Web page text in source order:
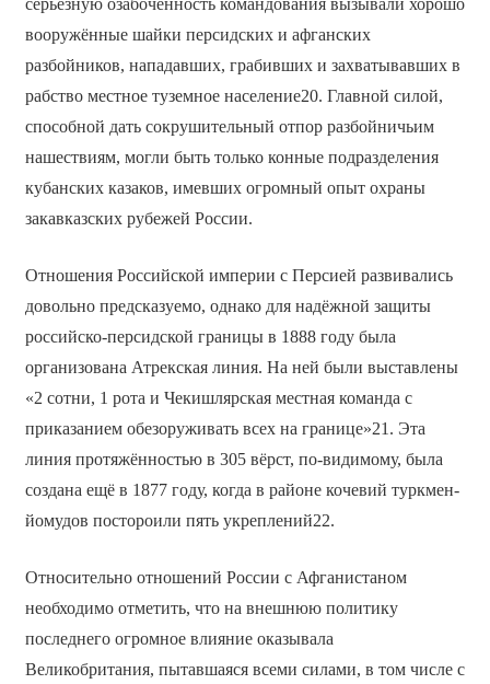
серьёзную озабоченность командования вызывали хорошо
вооружённые шайки персидских и афганских
разбойников, нападавших, грабивших и захватывавших в
рабство местное туземное население20. Главной силой,
способной дать сокрушительный отпор разбойничьим
нашествиям, могли быть только конные подразделения
кубанских казаков, имевших огромный опыт охраны
закавказских рубежей России.
Отношения Российской империи с Персией развивались
довольно предсказуемо, однако для надёжной защиты
российско-персидской границы в 1888 году была
организована Атрекская линия. На ней были выставлены
«2 сотни, 1 рота и Чекишлярская местная команда с
приказанием обезоруживать всех на границе»21. Эта
линия протяжённостью в 305 вёрст, по-видимому, была
создана ещё в 1877 году, когда в районе кочевий туркмен-
йомудов постороили пять укреплений22.
Относительно отношений России с Афганистаном
необходимо отметить, что на внешнюю политику
последнего огромное влияние оказывала
Великобритания, пытавшаяся всеми силами, в том числе с